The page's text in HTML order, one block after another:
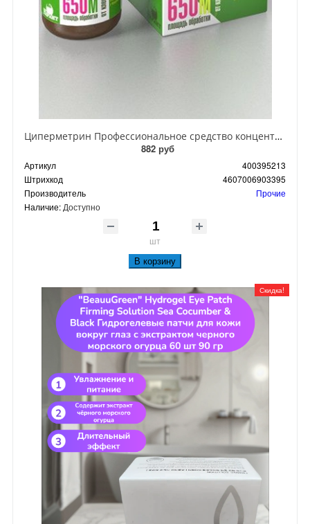
Циперметрин Профессиональное средство концентрат эмульсии 25% для уничтожения тараканов, мух,комаров, блох, клопов, муравьев, ос 50 мл
882 руб
Артикул
400395213
Штрихкод
4607006903395
Производитель
Прочие
Наличие: Доступно
шт
В корзину
Скидка!